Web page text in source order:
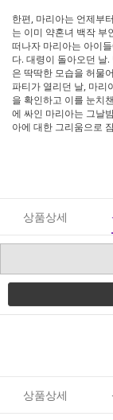
한편, 마리아는 언제부
는 이미 약혼녀 백작 부
떠나자 마리아는 아이
다. 대령이 돌아오던 날
은 딱딱한 모습을 허물
파티가 열리던 날, 마리
을 확인하고 이를 눈치
에 싸인 마리아는 그날
아에 대한 그리움으로
상품상세
상품상세